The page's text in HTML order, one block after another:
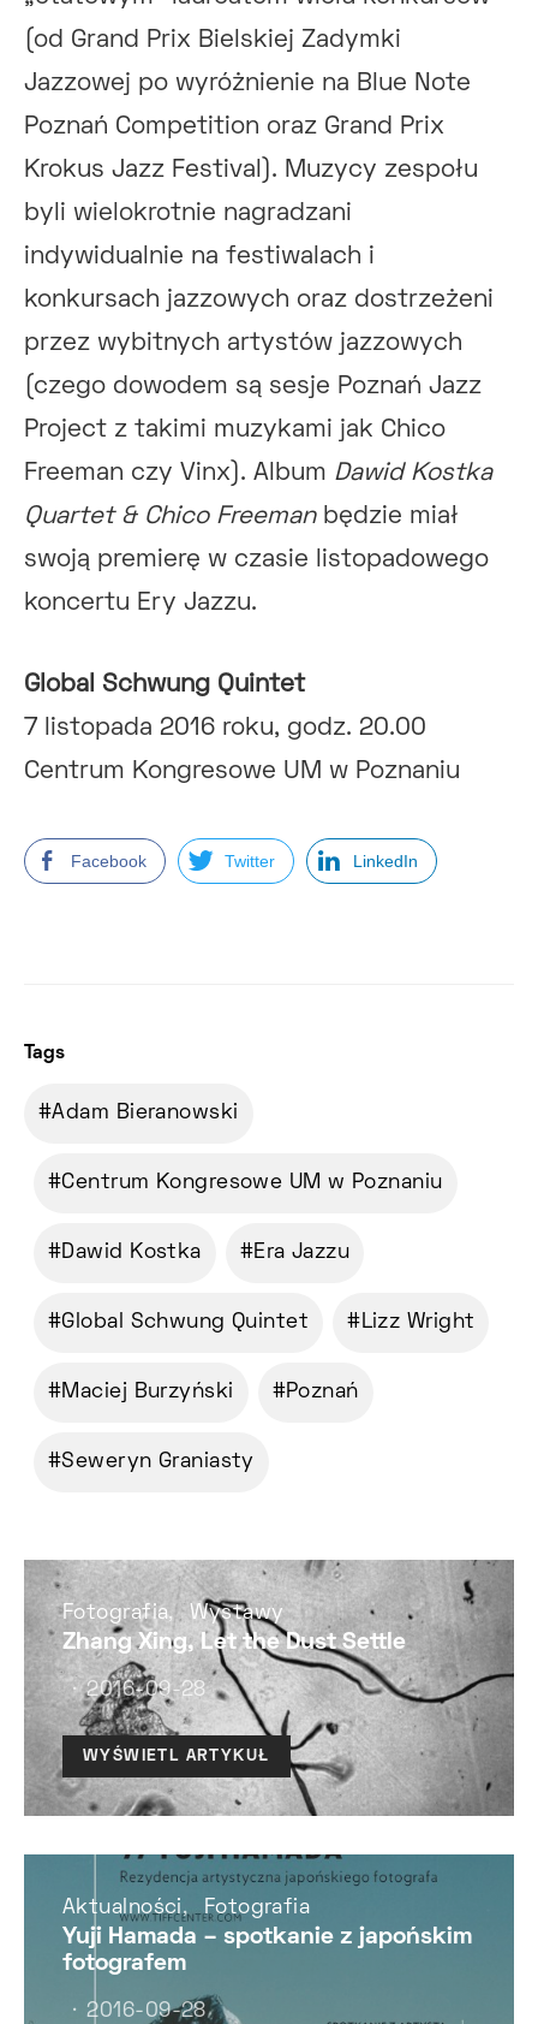
(od Grand Prix Bielskiej Zadymki
Jazzowej po wyróżnienie na Blue Note
Poznań Competition oraz Grand Prix
Krokus Jazz Festival). Muzycy zespołu
byli wielokrotnie nagradzani
indywidualnie na festiwalach i
konkursach jazzowych oraz dostrzeżeni
przez wybitnych artystów jazzowych
(czego dowodem są sesje Poznań Jazz
Project z takimi muzykami jak Chico
Freeman czy Vinx). Album Dawid Kostka
Quartet & Chico Freemanbędzie miał
swoją premierę w czasie listopadowego
koncertu Ery Jazzu.
Global Schwung Quintet
7 listopada 2016 roku, godz. 20.00
Centrum Kongresowe UM w Poznaniu
Facebook Twitter LinkedIn
Tags
Adam Bieranowski
Centrum Kongresowe UM w Poznaniu
Dawid Kostka Era Jazzu
Global Schwung Quintet Lizz Wright
Maciej Burzyński Poznań
Seweryn Graniasty
Fotografia Wystawy
Zhang Xing, Let the Dust Settle
2016-09-28
WYŚWIETL ARTYKUŁ
Aktualności Fotografia
Yuji Hamada – spotkanie z japońskim
fotografem
2016-09-28